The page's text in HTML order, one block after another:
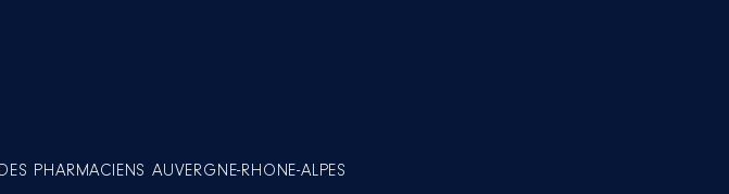
PHARMACIENS AUVERGNE-RHONE-ALPES